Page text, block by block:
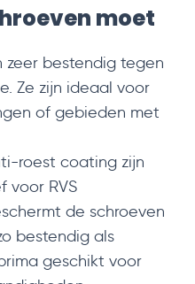
moet
zeer bestendig tegen
Ze zijn ideaal voor
of gebieden met
roest coating zijn
voor RVS
de schroeven
bestendig als
geschikt voor